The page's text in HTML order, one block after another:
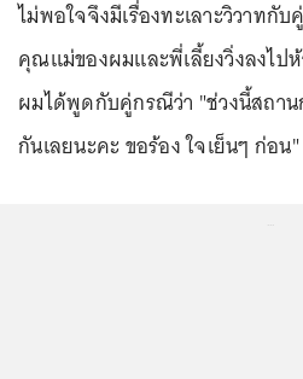
ไม่พอใจจึงมีเรื่องทะเลาะวิวาท
คุณแม่ของผมและพี่เลี้ยงวิ่งลงไ
ผมได้พูดกับคู่กรณีว่า "ช่วงนี้สถา
กันเลยนะคะ ขอร้อง ใจเย็นๆ ก่อน"